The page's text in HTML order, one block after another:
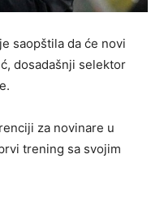
saopštila da će novi
dosadašnji selektor
za novinare u
trening sa svojim